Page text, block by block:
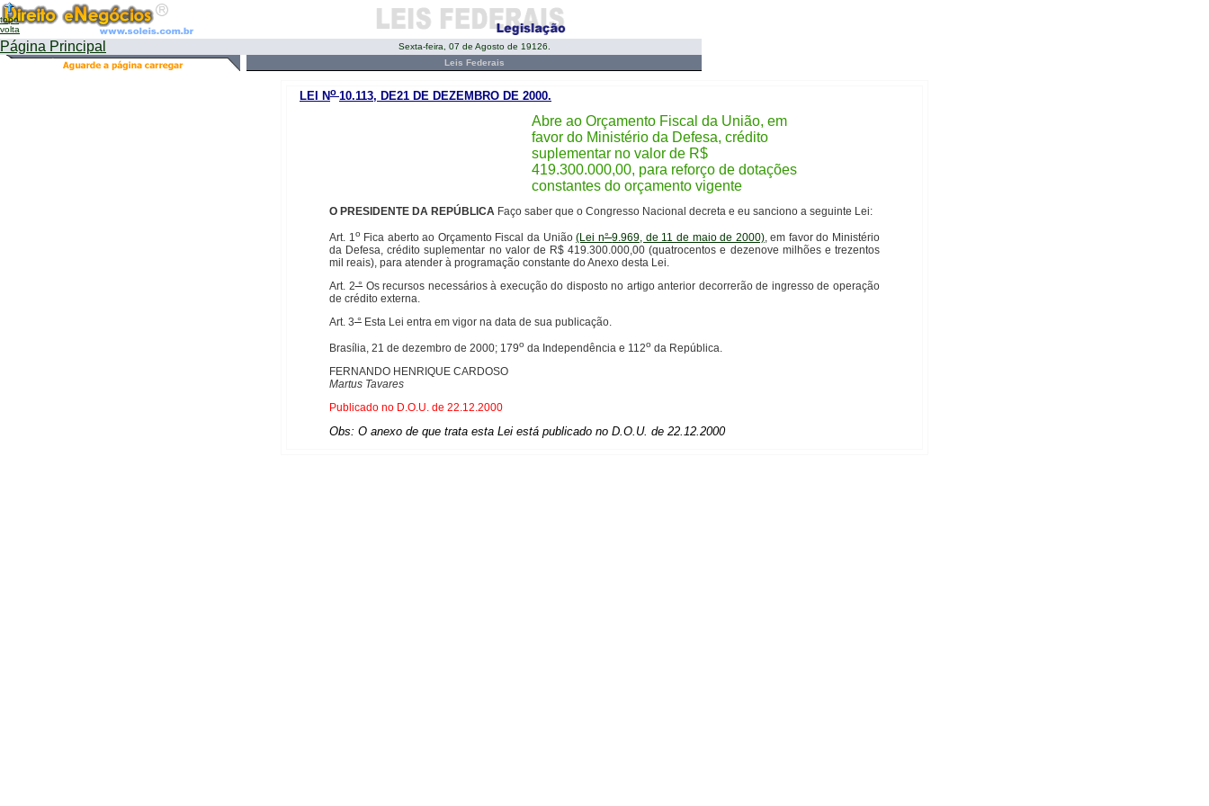
topo
volta
Página Principal
Sexta-feira, 07 de Agosto de 19126.
Leis Federais
LEI No 10.113, DE21 DE DEZEMBRO DE 2000.
Abre ao Orçamento Fiscal da União, em
favor do Ministério da Defesa, crédito
suplementar no valor de R$
419.300.000,00, para reforço de dotações
constantes do orçamento vigente
O PRESIDENTE DA REPÚBLICA Faço saber que o Congresso Nacional decreta e eu sanciono a seguinte Lei:
Art. 1o Fica aberto ao Orçamento Fiscal da União(Lei n°9.969, de 11 de maio de 2000), em favor do Ministério
da Defesa, crédito suplementar no valor de R$ 419.300.000,00 (quatrocentos e dezenove milhões e trezentos
mil reais), para atender à programação constante do Anexo desta Lei.
Art. 2° Os recursos necessários à execução do disposto no artigo anterior decorrerão de ingresso de operação
de crédito externa.
Art. 3° Esta Lei entra em vigor na data de sua publicação.
Brasília, 21 de dezembro de 2000; 179o da Independência e 112o da República.
FERNANDO HENRIQUE CARDOSO
Martus Tavares
Publicado no D.O.U. de 22.12.2000
Obs: O anexo de que trata esta Lei está publicado no D.O.U. de 22.12.2000